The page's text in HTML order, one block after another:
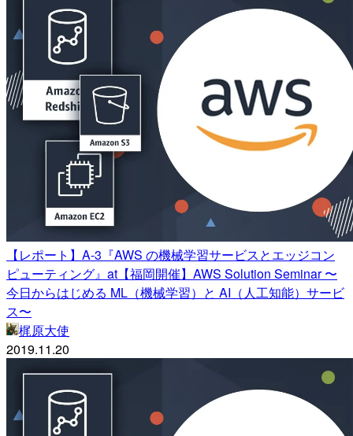
【レポート】A-3『AWS の機械学習サービスとエッジコン
ピューティング』at【福岡開催】AWS Solution Seminar 〜
今日からはじめる ML（機械学習）と AI（人工知能）サービ
ス〜
梶原大使
2019.11.20